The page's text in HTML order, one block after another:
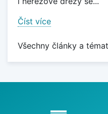
Číst více
Všechny články a